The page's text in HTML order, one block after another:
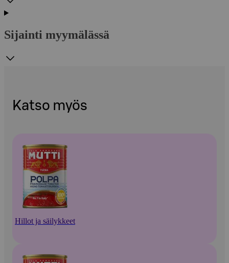
Sijainti myymälässä
Katso myös
Hillot ja säilykkeet